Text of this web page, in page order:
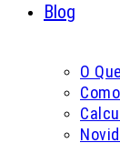
Blog
O